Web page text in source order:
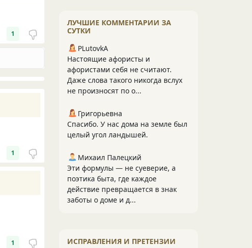
1
1
1
ЛУЧШИЕ КОММЕНТАРИИ ЗА
СУТКИ
PLutоvkА
Настоящие афористы и
афористами себя не считают.
Даже слова такого никогда вслух
не произносят по о...
Григорьевна
Спасибо. У нас дома на земле был
целый угол ландышей.
Михаил Палецкий
Эти формулы — не суеверие, а
поэтика быта, где каждое
действие превращается в знак
заботы о доме и д...
ИСПРАВЛЕНИЯ И ПРЕТЕНЗИИ